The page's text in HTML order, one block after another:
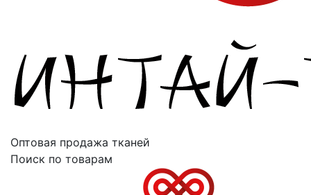
Оптовая продажа тканей
Поиск по товарам